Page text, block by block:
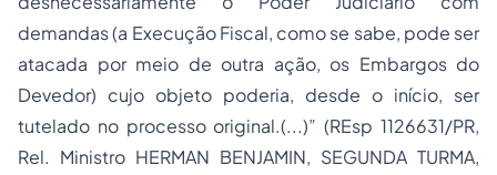
demandas (a Execução Fiscal, como se sabe, pode ser
atacada por meio de outra ação, os Embargos do
Devedor) cujo objeto poderia, desde o início, ser
tutelado no processo original.(...)” (REsp 1126631/PR,
Rel. Ministro HERMAN BENJAMIN, SEGUNDA TURMA,